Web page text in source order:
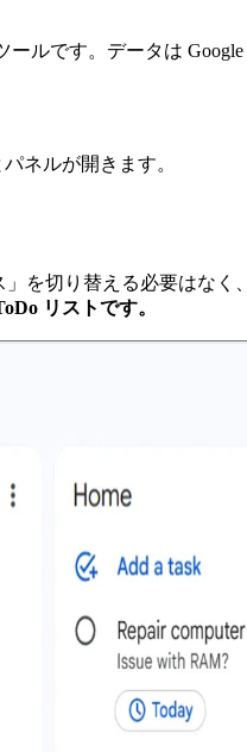
ルです。データは
ネルが開きます。
を切り替える必要はな
リストです。